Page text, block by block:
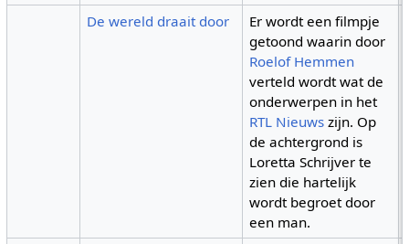
De wereld draait door
Er wordt een filmpje
getoond waarin door
Roelof Hemmen
verteld wordt wat de
onderwerpen in het
RTL Nieuws zijn. Op
de achtergrond is
Loretta Schrijver te
zien die hartelijk
wordt begroet door
een man.